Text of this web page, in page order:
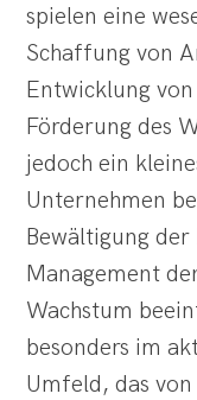
spielen eine
Schaffung von
Entwicklung
Förderung des
jedoch ein
Unternehmen
Bewältigung
Management
Wachstum
besonders im
Umfeld, das